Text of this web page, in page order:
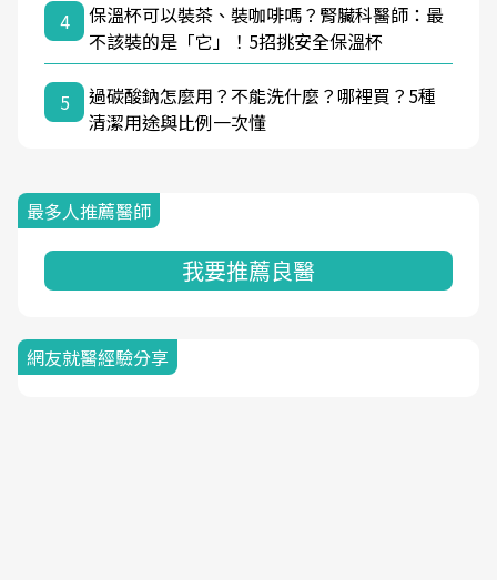
4
保溫杯可以裝茶、裝咖啡嗎？腎臟科醫師：最
不該裝的是「它」！5招挑安全保溫杯
5
過碳酸鈉怎麼用？不能洗什麼？哪裡買？5種
清潔用途與比例一次懂
最多人推薦醫師
我要推薦良醫
網友就醫經驗分享